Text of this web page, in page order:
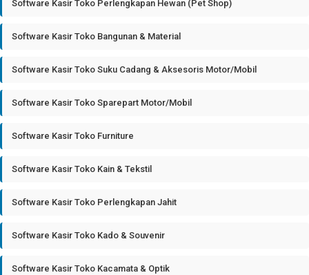
Software Kasir Toko Perlengkapan Hewan (Pet Shop)
Software Kasir Toko Bangunan & Material
Software Kasir Toko Suku Cadang & Aksesoris Motor/Mobil
Software Kasir Toko Sparepart Motor/Mobil
Software Kasir Toko Furniture
Software Kasir Toko Kain & Tekstil
Software Kasir Toko Perlengkapan Jahit
Software Kasir Toko Kado & Souvenir
Software Kasir Toko Kacamata & Optik